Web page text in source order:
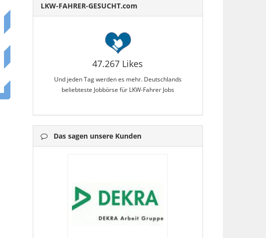
LKW-FAHRER-GESUCHT.com
47.267 Likes
Und jeden Tag werden es mehr. Deutschlands
beliebteste Jobbörse für LKW-Fahrer Jobs
Das sagen unsere Kunden